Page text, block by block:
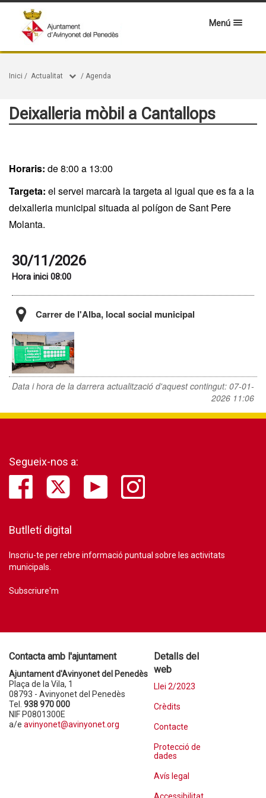
Menú
Inici / Actualitat / Agenda
Deixalleria mòbil a Cantallops
Horaris: de 8:00 a 13:00
Targeta: el servei marcarà la targeta al igual que es fa a la
deixalleria municipal situada al polígon de Sant Pere
Molanta.
30/11/2026
Hora inici 08:00
Carrer de l'Alba, local social municipal
Data i hora de la darrera actualització d'aquest contingut: 07-01-
2026 11:06
Segueix-nos a:
Butlletí digital
Inscriu-te per rebre informació puntual sobre les activitats
municipals.
Subscriure'm
Contacta amb l'ajuntament
Ajuntament d'Avinyonet del Penedès
Plaça de la Vila, 1
08793 - Avinyonet del Penedès
Tel. 938 970 000
NIF P0801300E
a/e avinyonet@avinyonet.org
Detalls del
web
Llei 2/2023
Crèdits
Contacte
Protecció de
dades
Avís legal